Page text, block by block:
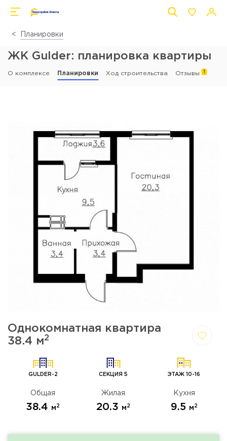
Планировки
ЖК Gulder: планировка квартиры
О комплексе Планировки Ход строительства Отзывы 1
Однокомнатная квартира
38.4 м2
GULDER-2 СЕКЦИЯ 5 ЭТАЖ 10-16
Общая
38.4 м 2
Жилая
20.3 м 2
Кухня
9.5 м 2